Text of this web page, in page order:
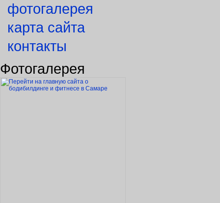
фотогалерея
карта сайта
контакты
Фотогалерея